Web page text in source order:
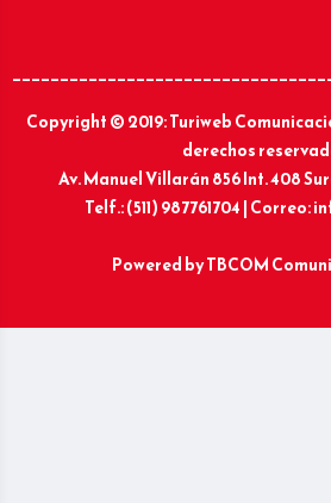
Copyright © 2019: Turiweb
derechos
Av. Manuel Villarán 856 Int. 408
Telf.: (511) 987761704 | Correo:
Powered byTBCOM